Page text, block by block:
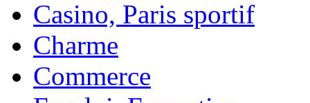
Casino, Paris sportif
Charme
Commerce